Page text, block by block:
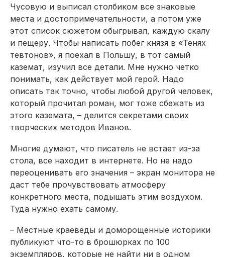
Чусовую и выписал столбиком все знаковые
места и достопримечательности, а потом уже
этот список сюжетом обыгрывал, каждую скалу
и пещеру. Чтобы написать побег князя в «Тенях
тевтонов», я поехал в Польшу, в тот самый
каземат, изучил все детали. Мне нужно четко
понимать, как действует мой герой. Надо
описать так точно, чтобы любой другой человек,
который прочитал роман, мог тоже сбежать из
этого каземата, – делится секретами своих
творческих методов Иванов.
Многие думают, что писатель не встает из-за
стола, все находит в интернете. Но не надо
переоценивать его значения – экран монитора не
даст тебе прочувствовать атмосферу
конкретного места, подышать этим воздухом.
Туда нужно ехать самому.
– Местные краеведы и доморощенные историки
публикуют что-то в брошюрках по 100
экземпляров, которые не найти ни в одном